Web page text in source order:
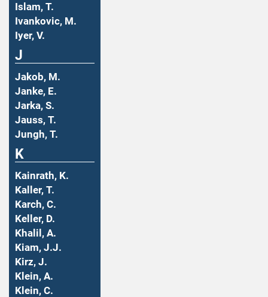
Islam, T.
Ivankovic, M.
Iyer, V.
J
Jakob, M.
Janke, E.
Jarka, S.
Jauss, T.
Jungh, T.
K
Kainrath, K.
Kaller, T.
Karch, C.
Keller, D.
Khalil, A.
Kiam, J.J.
Kirz, J.
Klein, A.
Klein, C.